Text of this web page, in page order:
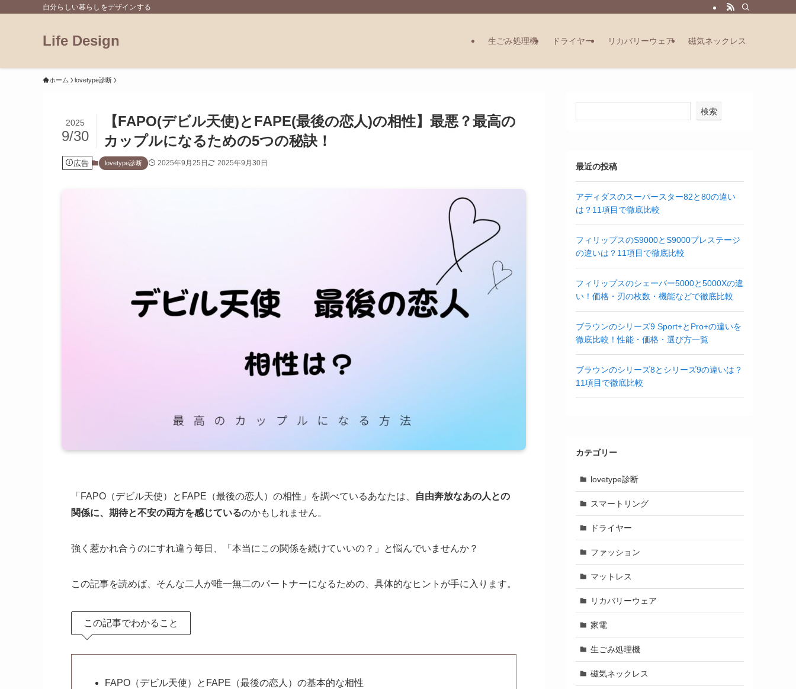
自分らしい暮らしをデザインする
Life Design 生ごみ処理機 ドライヤー リカバリーウェア 磁気ネックレス
ホーム lovetype診断
【FAPO(デビル天使)とFAPE(最後の恋人)の相性】最悪？最高の
カップルになるための5つの秘訣！
2025
9/30
広告 lovetype診断 2025年9月25日 2025年9月30日
「FAPO（デビル天使）とFAPE（最後の恋人）の相性」を調べているあなたは、
自由奔放なあの人との
関係に、期待と不安の両方を感じているのかもしれません。
強く惹かれ合うのにすれ違う毎日、「本当にこの関係を続けていいの？」と悩んでいませんか？
この記事を読めば、そんな二人が唯一無二のパートナーになるための、具体的なヒントが手に入ります。
この記事でわかること
FAPO（デビル天使）とFAPE（最後の恋人）の基本的な相性
検索
最近の投稿
アディダスのスーパースター82と80の違い
は？11項目で徹底比較
フィリップスのS9000とS9000プレステージ
の違いは？11項目で徹底比較
フィリップスのシェーバー5000と5000Xの違
い！価格・刃の枚数・機能などで徹底比較
ブラウンのシリーズ9 Sport+とPro+の違いを
徹底比較！性能・価格・選び方一覧
ブラウンのシリーズ8とシリーズ9の違いは？
11項目で徹底比較
カテゴリー
lovetype診断
スマートリング
ドライヤー
ファッション
マットレス
リカバリーウェア
家電
生ごみ処理機
磁気ネックレス